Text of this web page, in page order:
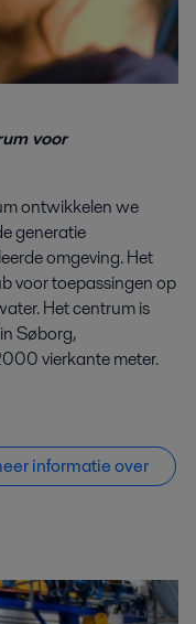
voor
ontwikkelen we
generatie
omgeving. Het
voor toepassingen op
Het centrum is
Søborg,
vierkante meter.
informatie over